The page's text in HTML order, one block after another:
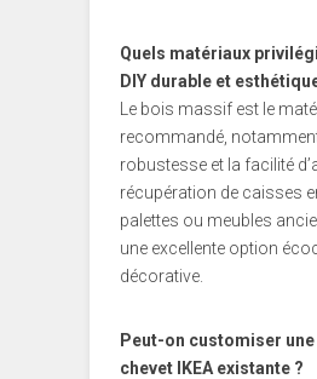
Quels matériaux
DIY durable et
Le bois massif est le
recommandé,
robustesse et la facilité
récupération de caisses
palettes ou meubles
une excellente option
décorative.
Peut-on customiser
chevet IKEA existante ?